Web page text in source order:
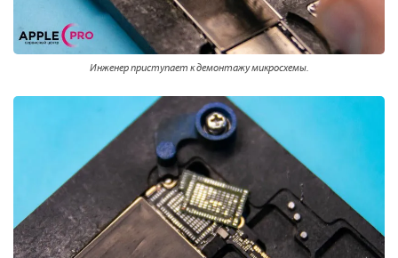
Инженер приступает к демонтажу микросхемы.